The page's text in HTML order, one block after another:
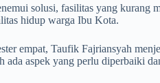
solusi, fasilitas yang kurang
hidup warga Ibu Kota.
empat, Taufik Fajriansyah
aspek yang perlu diperbaiki